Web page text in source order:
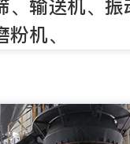
、输送机、振
机、